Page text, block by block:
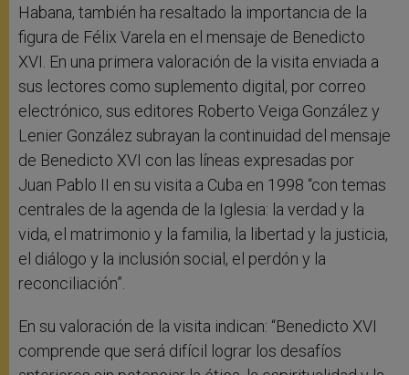
Habana, también ha resaltado la importancia de la
figura de Félix Varela en el mensaje de Benedicto
XVI. En una primera valoración de la visita enviada a
sus lectores como suplemento digital, por correo
electrónico, sus editores Roberto Veiga González y
Lenier González subrayan la continuidad del mensaje
de Benedicto XVI con las líneas expresadas por
Juan Pablo II en su visita a Cuba en 1998 “con temas
centrales de la agenda de la Iglesia: la verdad y la
vida, el matrimonio y la familia, la libertad y la justicia,
el diálogo y la inclusión social, el perdón y la
reconciliación”.
En su valoración de la visita indican: “Benedicto XVI
comprende que será difícil lograr los desafíos